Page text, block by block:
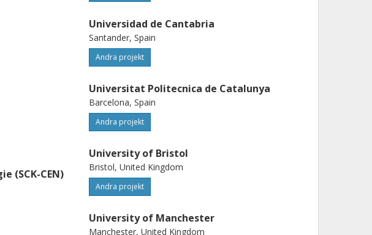
(SCK-CEN)
Universidad de Cantabria
Santander, Spain
Andra projekt
Universitat Politecnica de Catalunya
Barcelona, Spain
Andra projekt
University of Bristol
Bristol, United Kingdom
Andra projekt
University of Manchester
Manchester, United Kingdom